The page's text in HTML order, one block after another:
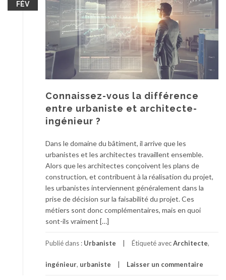
FÉV
Connaissez-vous la différence
entre urbaniste et architecte-
ingénieur ?
Dans le domaine du bâtiment, il arrive que les
urbanistes et les architectes travaillent ensemble.
Alors que les architectes conçoivent les plans de
construction, et contribuent à la réalisation du projet,
les urbanistes interviennent généralement dans la
prise de décision sur la faisabilité du projet. Ces
métiers sont donc complémentaires, mais en quoi
sont-ils vraiment […]
Publié dans : Urbaniste Étiqueté avecArchitecte,
ingénieur, urbaniste Laisser un commentaire